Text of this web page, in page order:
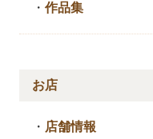
・作品集
お店
・ 店舗情報